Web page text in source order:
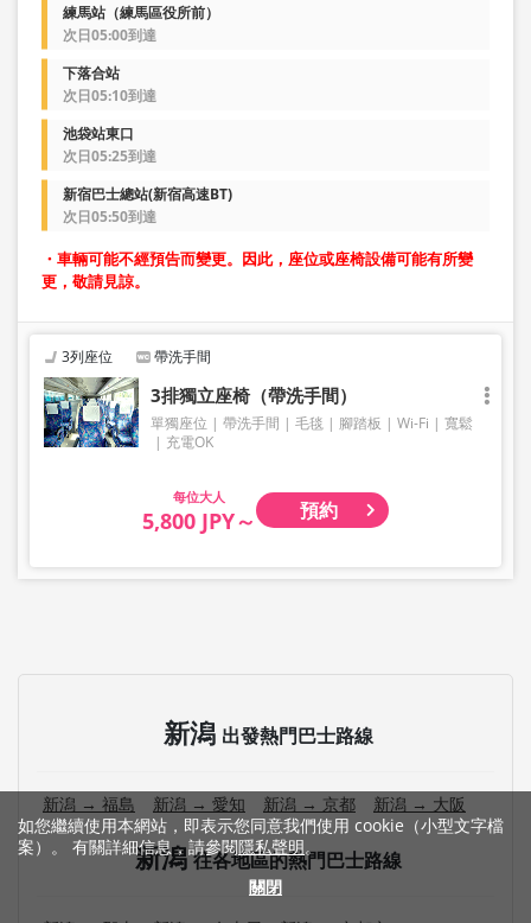
練馬站（練馬區役所前）
次日05:00到達
下落合站
次日05:10到達
池袋站東口
次日05:25到達
新宿巴士總站(新宿高速BT)
次日05:50到達
・車輛可能不經預告而變更。因此，座位或座椅設備可能有所變
更，敬請見諒。
3列座位 帶洗手間
3排獨立座椅（帶洗手間）
單獨座位 帶洗手間 毛毯 腳踏板 Wi-Fi
寬鬆
充電OK
大人
5,800 JPY～ 預約
新潟 出發熱門巴士路線
新潟 → 福島 新潟 → 愛知 新潟 → 京都 新潟 → 大阪
新潟 往各地區的熱門巴士路線
如您繼續使用本網站，即表示您同意我們使用 cookie（小型文字檔
案）。 有關詳細信息，請參閱隱私聲明。
關閉